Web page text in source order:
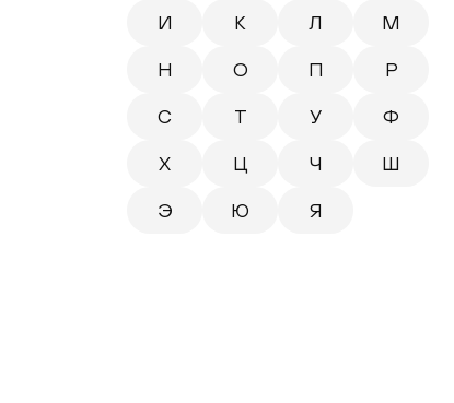
И К Л М
Н О П Р
С Т У Ф
Х Ц Ч Ш
Э Ю Я